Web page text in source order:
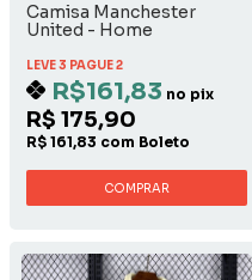
Camisa Manchester
United - Home
LEVE 3 PAGUE 2
R$161,83 no pix
R$ 175,90
R$ 161,83 com Boleto
COMPRAR